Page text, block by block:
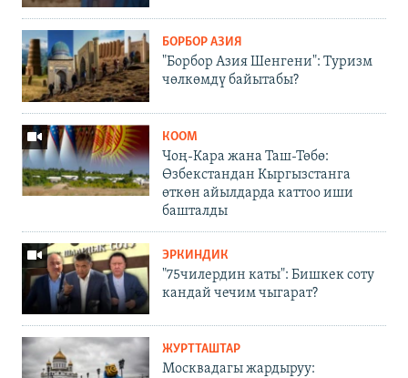
БОРБОР АЗИЯ
"Борбор Азия Шенгени": Туризм
чөлкөмдү байытабы?
КООМ
Чоң-Кара жана Таш-Төбө:
Өзбекстандан Кыргызстанга
өткөн айылдарда каттоо иши
башталды
ЭРКИНДИК
"75чилердин каты": Бишкек соту
кандай чечим чыгарат?
ЖУРТТАШТАР
Москвадагы жардыруу: